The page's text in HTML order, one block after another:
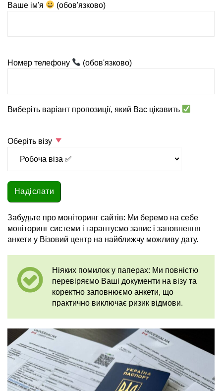
Ваше ім'я (обов'язково)
Номер телефону (обов'язково)
Виберіть варіант пропозиції, який Вас цікавить
Оберіть візу
Забудьте про моніторинг сайтів: Ми беремо на себе
моніторинг системи і гарантуємо запис і заповнення
анкети у Візовий центр на найближчу можливу дату.
Ніяких помилок у паперах: Ми повністю
перевіряємо Ваші документи на візу та
коректно заповнюємо анкети, що
практично виключає ризик відмови.